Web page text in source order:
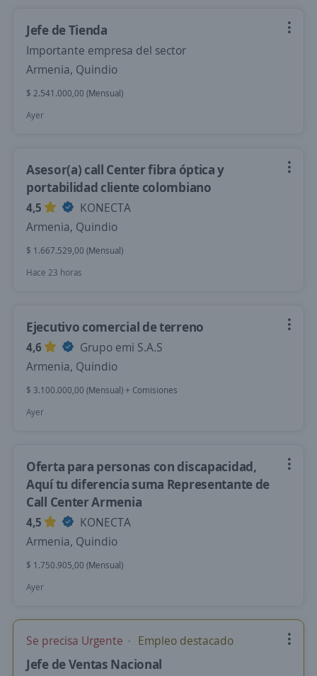
Jefe de Tienda
Importante empresa del sector
Armenia, Quindio
$ 2.541.000,00 (Mensual)
Ayer
Asesor(a) call Center fibra óptica y
portabilidad cliente colombiano
4,5
KONECTA
Armenia, Quindio
$ 1.667.529,00 (Mensual)
Hace 23 horas
Ejecutivo comercial de terreno
4,6
Grupo emi S.A.S
Armenia, Quindio
$ 3.100.000,00 (Mensual) + Comisiones
Ayer
Oferta para personas con discapacidad,
Aquí tu diferencia suma Representante de
Call Center Armenia
4,5
KONECTA
Armenia, Quindio
$ 1.750.905,00 (Mensual)
Ayer
Se precisa Urgente Empleo destacado
Jefe de Ventas Nacional